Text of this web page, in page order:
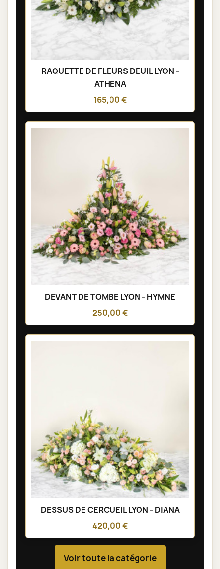
RAQUETTE DE FLEURS DEUIL LYON -
ATHENA
165,00 €
DEVANT DE TOMBE LYON - HYMNE
250,00 €
DESSUS DE CERCUEIL LYON - DIANA
420,00 €
Voir toute la catégorie